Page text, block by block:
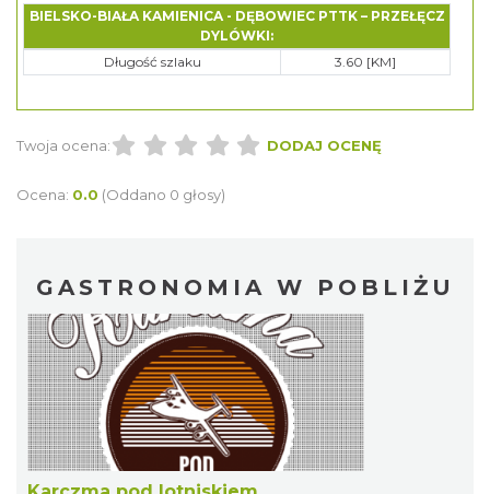
BIELSKO-BIAŁA KAMIENICA - DĘBOWIEC PTTK – PRZEŁĘCZ
DYLÓWKI:
Długość szlaku
3.60 [KM]
Twoja ocena: DODAJ OCENĘ
Ocena: 0.0 (Oddano 0 głosy)
GASTRONOMIA W POBLIŻU